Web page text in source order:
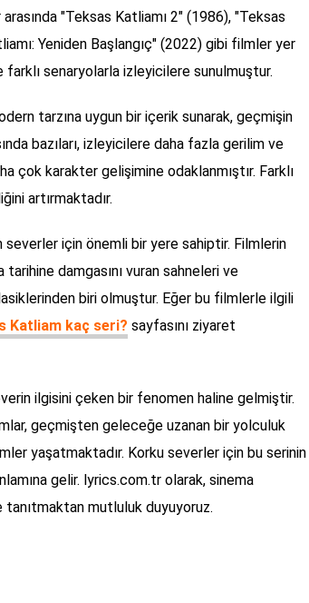
"Teksas Katliamı 2" (1986), "Teksas
Yeniden Başlangıç" (2022) gibi filmler yer
senaryolarla izleyicilere sunulmuştur.
tarzına uygun bir içerik sunarak, geçmişin
bazıları, izleyicilere daha fazla gerilim ve
çok karakter gelişimine odaklanmıştır. Farklı
artırmaktadır.
için önemli bir yere sahiptir. Filmlerin
damgasını vuran sahneleri ve
biri olmuştur. Eğer bu filmlerle ilgili
Katliam kaç seri? sayfasını ziyaret
ilgisini çeken bir fenomen haline gelmiştir.
geçmişten geleceğe uzanan bir yolculuk
yaşatmaktadır. Korku severler için bu serinin
gelir. lyrics.com.tr olarak, sinema
tanıtmaktan mutluluk duyuyoruz.